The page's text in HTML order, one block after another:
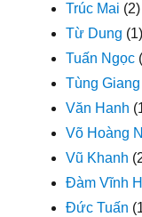
Trúc Mai (2)
Từ Dung (1)
Tuấn Ngọc
Tùng
Văn Hanh
Võ Hoàng
Vũ Khanh
Đàm Vĩnh
Đức Tuấn